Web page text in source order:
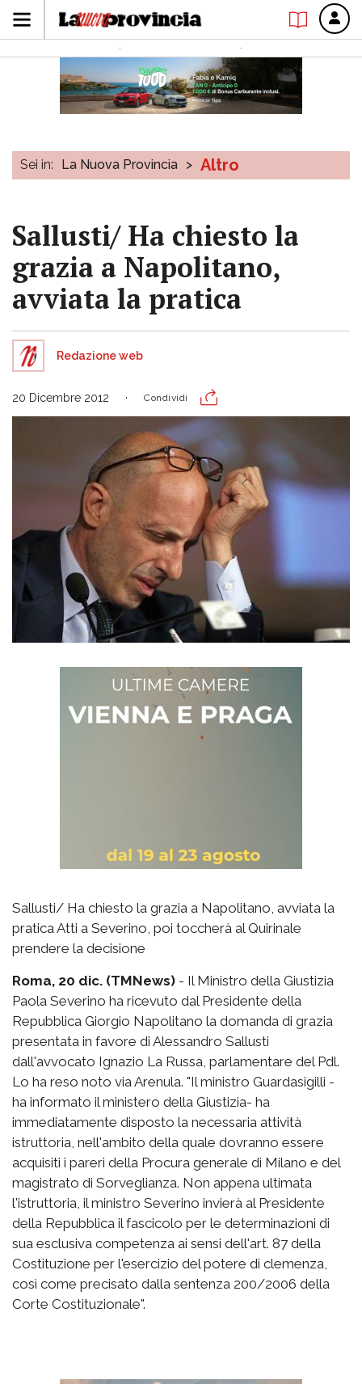
Sei in: La Nuova Provincia > Altro
Sallusti/ Ha chiesto la
grazia a Napolitano,
avviata la pratica
Redazione web
20 Dicembre 2012 Condividi
Sallusti/ Ha chiesto la grazia a Napolitano, avviata la
pratica Atti a Severino, poi toccherà al Quirinale
prendere la decisione
Roma, 20 dic. (TMNews) - Il Ministro della Giustizia
Paola Severino ha ricevuto dal Presidente della
Repubblica Giorgio Napolitano la domanda di grazia
presentata in favore di Alessandro Sallusti
dall'avvocato Ignazio La Russa, parlamentare del Pdl.
Lo ha reso noto via Arenula. "Il ministro Guardasigilli -
ha informato il ministero della Giustizia- ha
immediatamente disposto la necessaria attività
istruttoria, nell'ambito della quale dovranno essere
acquisiti i pareri della Procura generale di Milano e del
magistrato di Sorveglianza. Non appena ultimata
l'istruttoria, il ministro Severino invierà al Presidente
della Repubblica il fascicolo per le determinazioni di
sua esclusiva competenza ai sensi dell'art. 87 della
Costituzione per l'esercizio del potere di clemenza,
così come precisato dalla sentenza 200/2006 della
Corte Costituzionale".